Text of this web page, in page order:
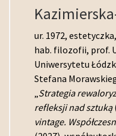
ur. 1972,
hab. filozofii, prof.
Uniwersytetu
Stefana
Strategia
refleksji nad sztuką
vintage.